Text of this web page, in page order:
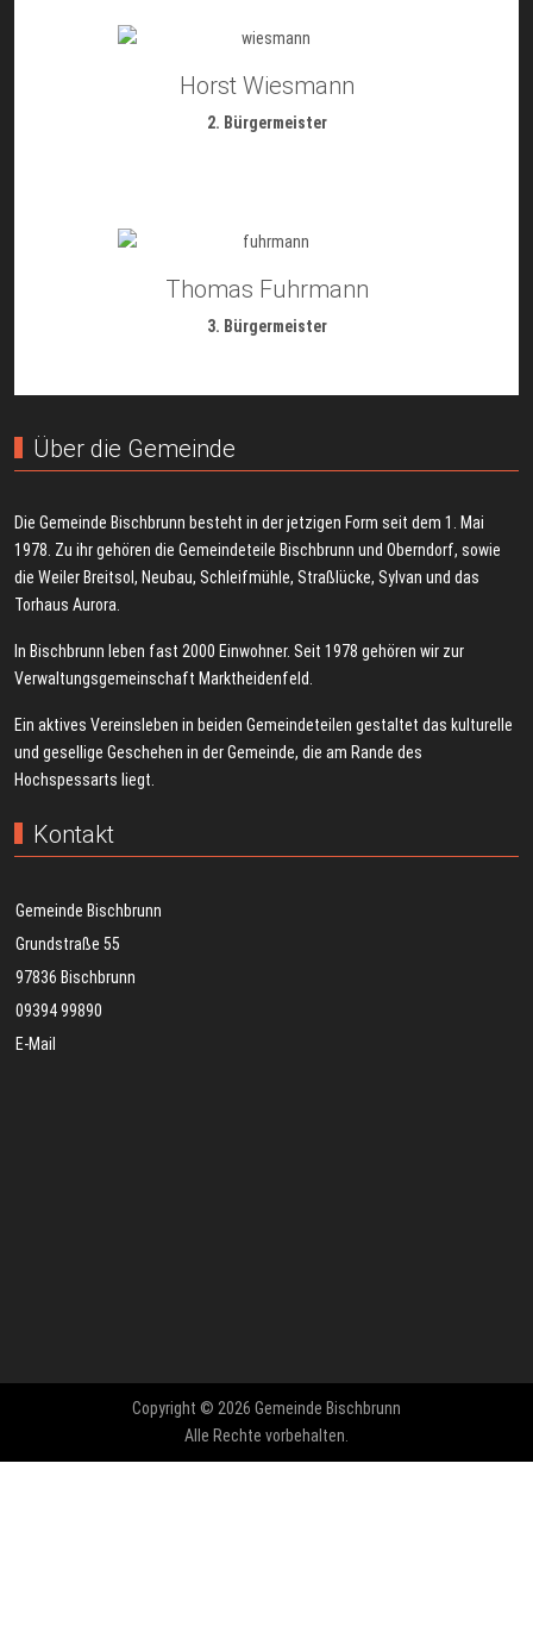
Horst Wiesmann
2. Bürgermeister
Thomas Fuhrmann
3. Bürgermeister
Über die Gemeinde
Die Gemeinde Bischbrunn besteht in der jetzigen Form seit dem 1. Mai
1978. Zu ihr gehören die Gemeindeteile Bischbrunn und Oberndorf, sowie
die Weiler Breitsol, Neubau, Schleifmühle, Straßlücke, Sylvan und das
Torhaus Aurora.
In Bischbrunn leben fast 2000 Einwohner. Seit 1978 gehören wir zur
Verwaltungsgemeinschaft Marktheidenfeld.
Ein aktives Vereinsleben in beiden Gemeindeteilen gestaltet das kulturelle
und gesellige Geschehen in der Gemeinde, die am Rande des
Hochspessarts liegt.
Kontakt
Gemeinde Bischbrunn
Grundstraße 55
97836 Bischbrunn
09394 99890
E-Mail
Copyright © 2026 Gemeinde Bischbrunn
Alle Rechte vorbehalten.